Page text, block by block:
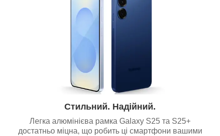
Стильний. Надійний.
Легка алюмінієва рамка Galaxy S25 та S25+
достатньо міцна, що робить ці смартфони вашими